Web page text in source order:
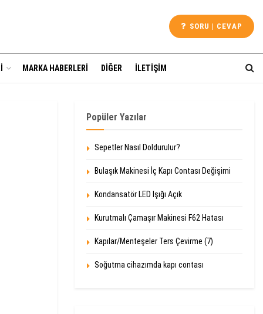
SORU | CEVAP
MARKA HABERLERI DIĞER İLETIŞIM
Popüler Yazılar
Sepetler Nasıl Doldurulur?
Bulaşık Makinesi İç Kapı Contası Değişimi
Kondansatör LED Işığı Açık
Kurutmalı Çamaşır Makinesi F62 Hatası
Kapılar/Menteşeler Ters Çevirme (7)
Soğutma cihazımda kapı contası